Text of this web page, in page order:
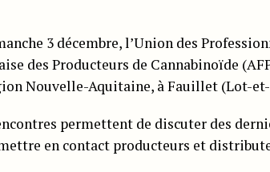
3 décembre, l’Union des
des Producteurs de Cannabinoïde
Nouvelle-Aquitaine, à Fauillet (Lot-
permettent de discuter des
en contact producteurs et